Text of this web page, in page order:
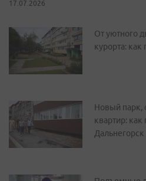
17.07.2026
От уютного
курорта:
Новый парк,
квартир: как
Дальнегорск